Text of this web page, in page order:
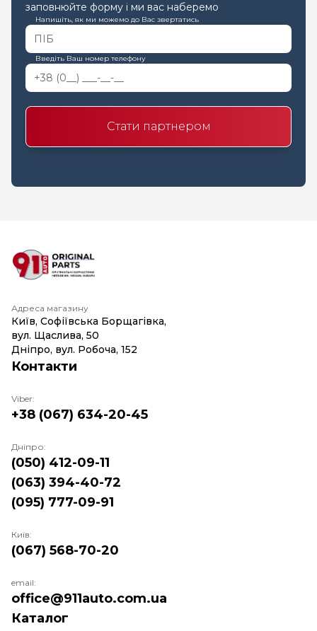
заповнюйте форму і ми вас наберемо
Напишіть, як ми можемо до Вас звертатись
Введіть Ваш номер телефону
Стати партнером
Адреса магазину
Київ, Софіївська Борщагівка,
вул. Щаслива, 50
Дніпро, вул. Робоча, 152
Каталог
Контакти
Viber:
+38 (067) 634-20-45
Дніпро:
(050) 412-09-11
(063) 394-40-72
(095) 777-09-91
Київ:
(067) 568-70-20
email:
office@911auto.com.ua